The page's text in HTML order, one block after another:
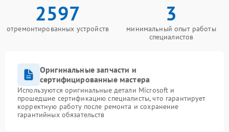
2597
отремонтированных устройств
3
минимальный опыт работы
специалистов
Оригинальные запчасти и
сертифицированные мастера
Используются оригинальные детали Microsoft и
прошедшие сертификацию специалисты, что гарантирует
корректную работу после ремонта и сохранение
гарантийных обязательств